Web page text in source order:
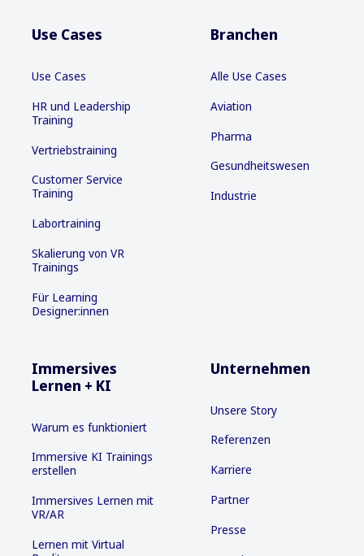
Use Cases
Use Cases
HR und Leadership
Training
Vertriebstraining
Customer Service
Training
Labortraining
Skalierung von VR
Trainings
Für Learning
Designer:innen
Branchen
Alle Use Cases
Aviation
Pharma
Gesundheitswesen
Industrie
Immersives
Lernen + KI
Warum es funktioniert
Immersive KI Trainings
erstellen
Immersives Lernen mit
VR/AR
Lernen mit Virtual
Unternehmen
Unsere Story
Referenzen
Karriere
Partner
Presse